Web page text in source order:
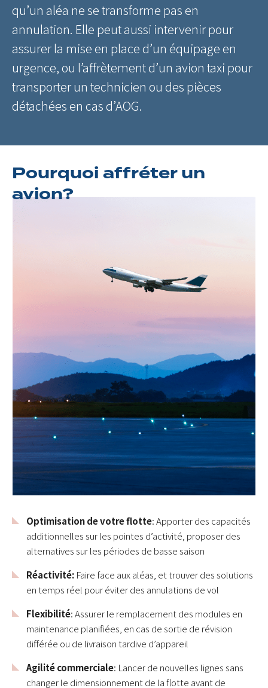
qu’un aléa ne se transforme pas en
annulation. Elle peut aussi intervenir pour
assurer la mise en place d’un équipage en
urgence, ou l’affrètement d’un avion taxi pour
transporter un technicien ou des pièces
détachées en cas d’AOG.
Pourquoi affréter un
avion?
Optimisation de votre flotte: Apporter des capacités
additionnelles sur les pointes d’activité, proposer des
alternatives sur les périodes de basse saison
Réactivité: Faire face aux aléas, et trouver des solutions
en temps réel pour éviter des annulations de vol
Flexibilité: Assurer le remplacement des modules en
maintenance planifiées, en cas de sortie de révision
différée ou de livraison tardive d’appareil
Agilité commerciale: Lancer de nouvelles lignes sans
changer le dimensionnement de la flotte avant de